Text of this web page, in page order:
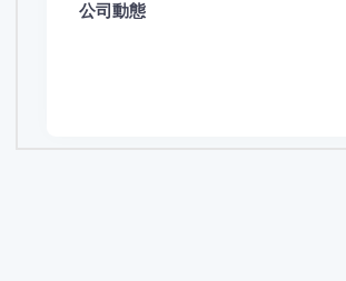
公司動態